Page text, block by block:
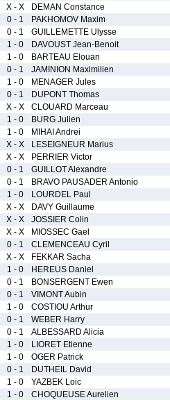
X - X DEMAN Constance
0 - 1 PAKHOMOV Maxim
0 - 1 GUILLEMETTE Ulysse
1 - 0 DAVOUST Jean-Benoit
1 - 0 BARTEAU Elouan
0 - 1 JAMINION Maximilien
1 - 0 MENAGER Jules
0 - 1 DUPONT Thomas
X - X CLOUARD Marceau
1 - 0 BURG Julien
1 - 0 MIHAI Andrei
X - X LESEIGNEUR Marius
X - X PERRIER Victor
0 - 1 GUILLOT Alexandre
0 - 1 BRAVO PAUSADER Antonio
1 - 0 LOURDEL Paul
X - X DAVY Guillaume
X - X JOSSIER Colin
X - X MIOSSEC Gael
0 - 1 CLEMENCEAU Cyril
X - X FEKKAR Sacha
1 - 0 HEREUS Daniel
0 - 1 BONSERGENT Ewen
0 - 1 VIMONT Aubin
1 - 0 COSTIOU Arthur
0 - 1 WEBER Harry
0 - 1 ALBESSARD Alicia
1 - 0 LIORET Etienne
1 - 0 OGER Patrick
0 - 1 DUTHEIL David
1 - 0 YAZBEK Loic
1 - 0 CHOQUEUSE Aurelien